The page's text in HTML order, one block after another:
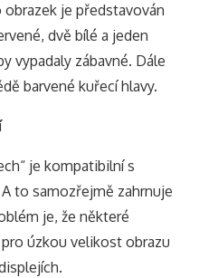
je představován
dvě bílé a jeden
vypadaly zábavné. Dále
barvené kuřecí hlavy.
je kompatibilní s
to samozřejmě zahrnuje
je, že některé
úzkou velikost obrazu